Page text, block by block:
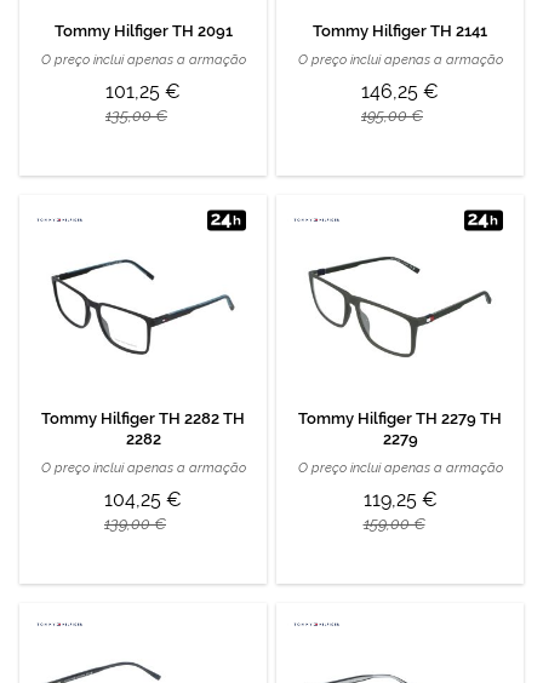
Tommy Hilfiger TH 2091
O preço inclui apenas a armação
101,25 €
135,00 €
Tommy Hilfiger TH 2141
O preço inclui apenas a armação
146,25 €
195,00 €
Tommy Hilfiger TH 2282 TH
2282
O preço inclui apenas a armação
104,25 €
139,00 €
Tommy Hilfiger TH 2279 TH
2279
O preço inclui apenas a armação
119,25 €
159,00 €